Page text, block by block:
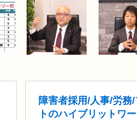
障害者採用/人事/労務
トのハイブリットワ